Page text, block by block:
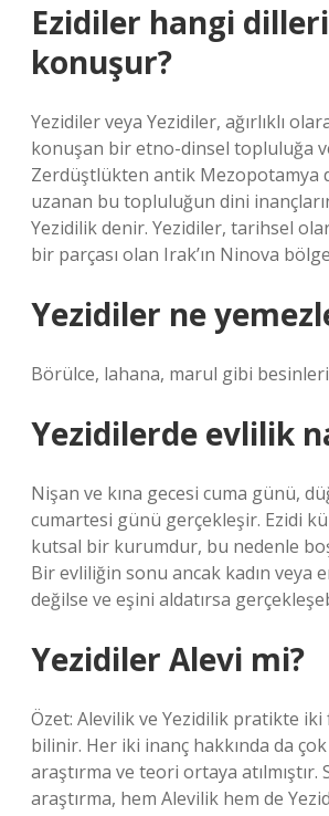
Ezidiler hangi dilleri
konuşur?
Yezidiler veya Yezidiler, ağırlıklı
konuşan bir etno-dinsel topluluğa
Zerdüştlükten antik Mezopotamya
uzanan bu topluluğun dini
Yezidilik denir. Yezidiler, tarihsel
bir parçası olan Irak’ın Ninova
Yezidiler ne
Börülce, lahana, marul gibi
Yezidilerde evlilik
Nişan ve kına gecesi cuma günü,
cumartesi günü gerçekleşir. Ezidi
kutsal bir kurumdur, bu nedenle
Bir evliliğin sonu ancak kadın veya
değilse ve eşini aldatırsa
Yezidiler Alevi mi?
Özet: Alevilik ve Yezidilik pratikte
bilinir. Her iki inanç hakkında da çok
araştırma ve teori ortaya atılmıştır.
araştırma, hem Alevilik hem de